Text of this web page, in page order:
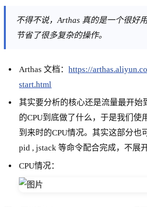
不得不说，Arthas 真的是一个很好
节省了很多复杂的操作。
Arthas 文档：https://
start.html
其实要分析的核心还是流量最开始
的CPU到底做了什么，于是我们使
到来时的CPU情况。其实这部分也
pid , jstack 等命令配合完成，不展
CPU情况：